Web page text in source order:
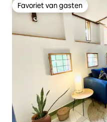
Favoriet van gasten
Favoriet van gasten